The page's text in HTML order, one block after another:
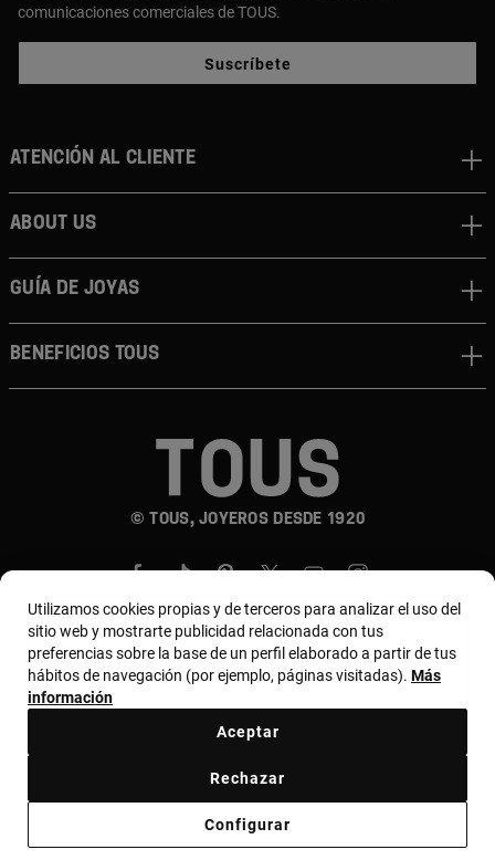
comunicaciones comerciales de TOUS.
Suscríbete
© TOUS, JOYEROS DESDE 1920
Atención al cliente
About us
Guía de joyas
Beneficios TOUS
País y moneda:Chile / Chilean Peso
Código ético Proveedores
Utilizamos cookies propias y de terceros para analizar el uso del
sitio web y mostrarte publicidad relacionada con tus
preferencias sobre la base de un perfil elaborado a partir de tus
hábitos de navegación (por ejemplo, páginas visitadas). Más
información
Configurar
Rechazar
Aceptar